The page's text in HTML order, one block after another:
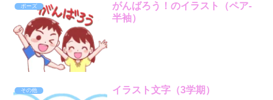
ポーズ
がんばろう！のイラスト（ペア-
半袖）
その他 イラスト文字（3学期）